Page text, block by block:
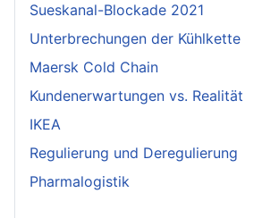
Sueskanal-Blockade 2021
Unterbrechungen der Kühlkette
Maersk Cold Chain
Kundenerwartungen vs. Realität
IKEA
Regulierung und Deregulierung
Pharmalogistik